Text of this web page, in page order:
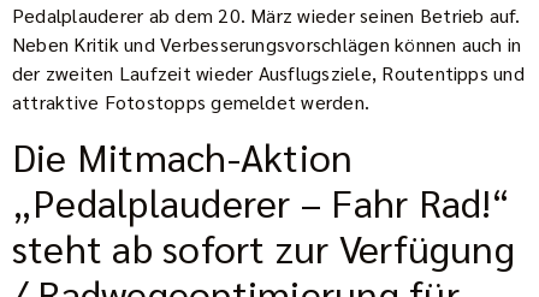
Pedalplauderer ab dem 20. März wieder seinen Betrieb auf.
Neben Kritik und Verbesserungsvorschlägen können auch in
der zweiten Laufzeit wieder Ausflugsziele, Routentipps und
attraktive Fotostopps gemeldet werden.
Die Mitmach-Aktion
„Pedalplauderer – Fahr Rad!“
steht ab sofort zur Verfügung